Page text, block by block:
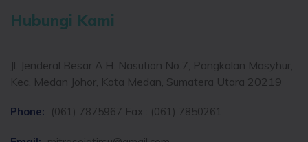
Hubungi Kami
Jl. Jenderal Besar A.H. Nasution No.7, Pangkalan Masyhur,
Kec. Medan Johor, Kota Medan, Sumatera Utara 20219
Phone: (061) 7875967 Fax : (061) 7850261